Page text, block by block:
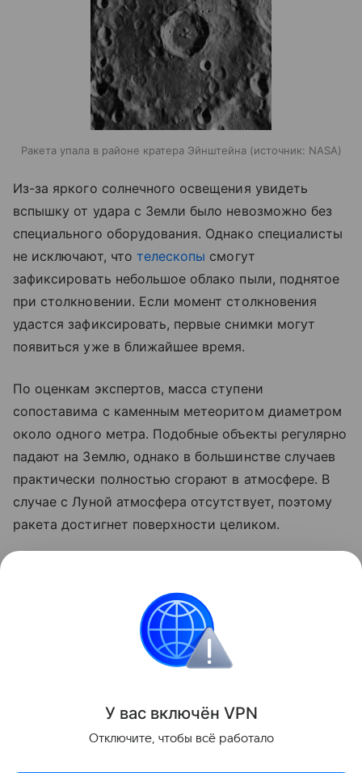
Ракета упала в районе кратера Эйнштейна источник: NASA
Из-за яркого солнечного освещения увидеть
вспышку от удара с Земли было невозможно без
специального оборудования. Однако специалисты
не исключают, что телескопы смогут
зафиксировать небольшое облако пыли, поднятое
при столкновении. Если момент столкновения
удастся зафиксировать, первые снимки могут
появиться уже в ближайшее время.
По оценкам экспертов, масса ступени
сопоставима с каменным метеоритом диаметром
около одного метра. Подобные объекты регулярно
падают на Землю, однако в большинстве случаев
практически полностью сгорают в атмосфере. В
случае с Луной атмосфера отсутствует, поэтому
ракета достигнет поверхности целиком.
об атмосфере древней Земли.
Луна российские ученые
Поделиться
У вас включён VPN
Отключите, чтобы всё работало